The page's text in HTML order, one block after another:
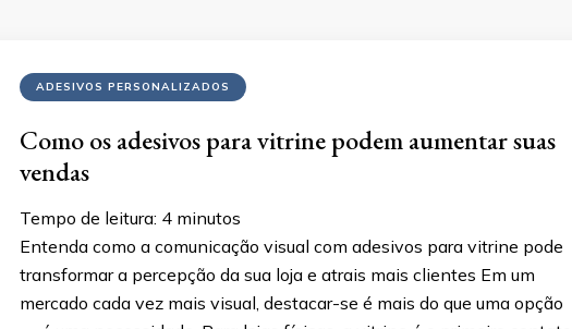
ADESIVOS PERSONALIZADOS
Como os adesivos para vitrine podem aumentar suas
vendas
Tempo de leitura: 4 minutos
Entenda como a comunicação visual com adesivos para vitrine pode
transformar a percepção da sua loja e atrais mais clientes Em um
mercado cada vez mais visual, destacar-se é mais do que uma opção